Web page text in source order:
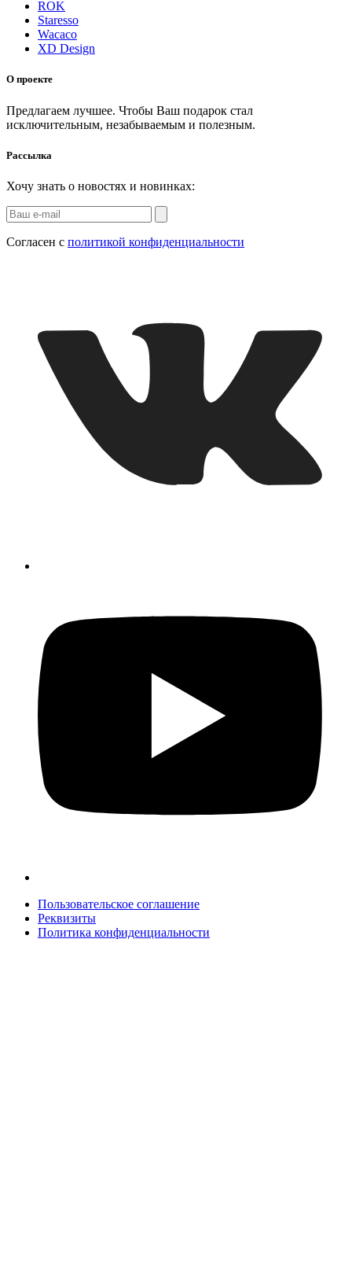
ROK
Staresso
Wacaco
XD Design
О проекте
Предлагаем лучшее. Чтобы Ваш подарок стал
исключительным, незабываемым и полезным.
Рассылка
Хочу знать о новостях и новинках:
Согласен с политикой конфиденциальности
Пользовательское соглашение
Реквизиты
Политика конфиденциальности